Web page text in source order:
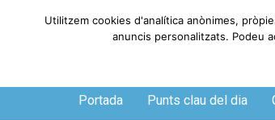
Dijous, 6 de agosto de 2026
Portada Punts clau del dia
Utilitzem cookies d'analítica anònimes,
anuncis personalitzats. Podeu